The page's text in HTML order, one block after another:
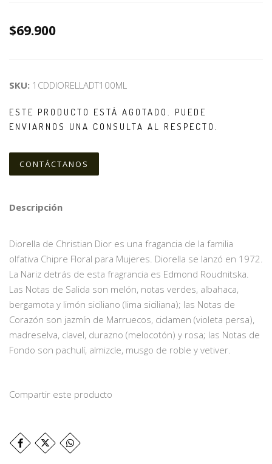
$69.900
SKU: 1CDDIORELLADT100ML
ESTE PRODUCTO ESTÁ AGOTADO. PUEDE
ENVIARNOS UNA CONSULTA AL RESPECTO.
CONTÁCTANOS
Descripción
Diorella de Christian Dior es una fragancia de la familia
olfativa Chipre Floral para Mujeres. Diorella se lanzó en 1972.
La Nariz detrás de esta fragrancia es Edmond Roudnitska.
Las Notas de Salida son melón, notas verdes, albahaca,
bergamota y limón siciliano (lima siciliana); las Notas de
Corazón son jazmín de Marruecos, ciclamen (violeta persa),
madreselva, clavel, durazno (melocotón) y rosa; las Notas de
Fondo son pachulí, almizcle, musgo de roble y vetiver.
Compartir este producto